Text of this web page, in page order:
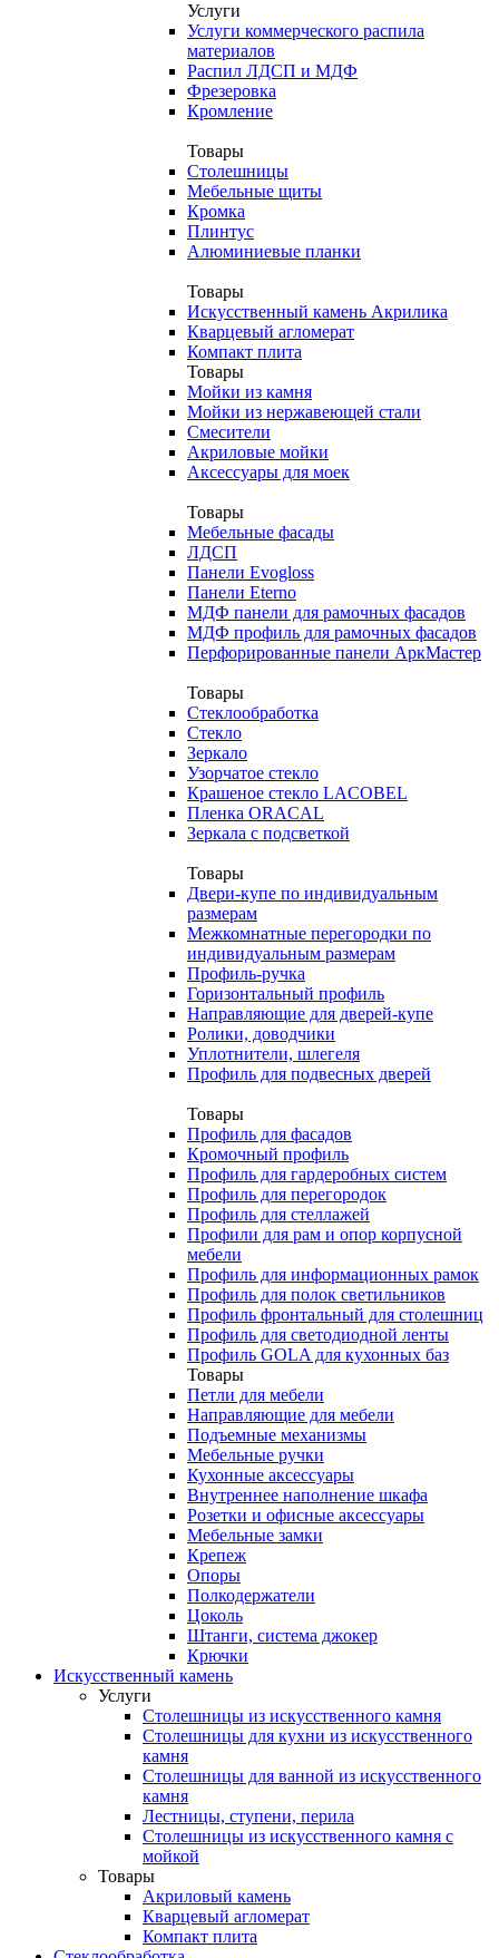
Услуги
Услуги коммерческого распила
материалов
Распил ЛДСП и МДФ
Фрезеровка
Кромление
Товары
Столешницы
Мебельные щиты
Кромка
Плинтус
Алюминиевые планки
Товары
Искусственный камень Акрилика
Кварцевый агломерат
Компакт плита
Товары
Мойки из камня
Мойки из нержавеющей стали
Смесители
Акриловые мойки
Аксессуары для моек
Товары
Мебельные фасады
ЛДСП
Панели Evogloss
Панели Eterno
МДФ панели для рамочных фасадов
МДФ профиль для рамочных фасадов
Перфорированные панели АркМастер
Товары
Стеклообработка
Стекло
Зеркало
Узорчатое стекло
Крашеное стекло LACOBEL
Пленка ORACAL
Зеркала с подсветкой
Товары
Двери-купе по индивидуальным
размерам
Межкомнатные перегородки по
индивидуальным размерам
Профиль-ручка
Горизонтальный профиль
Направляющие для дверей-купе
Ролики, доводчики
Уплотнители, шлегеля
Профиль для подвесных дверей
Товары
Профиль для фасадов
Кромочный профиль
Профиль для гардеробных систем
Профиль для перегородок
Профиль для стеллажей
Профили для рам и опор корпусной
мебели
Профиль для информационных рамок
Профиль для полок светильников
Профиль фронтальный для столешниц
Профиль для светодиодной ленты
Профиль GOLA для кухонных баз
Товары
Петли для мебели
Направляющие для мебели
Подъемные механизмы
Мебельные ручки
Кухонные аксессуары
Внутреннее наполнение шкафа
Розетки и офисные аксессуары
Мебельные замки
Крепеж
Опоры
Полкодержатели
Цоколь
Штанги, система джокер
Крючки
Искусственный камень
Услуги
Столешницы из искусственного камня
Столешницы для кухни из искусственного
камня
Столешницы для ванной из искусственного
камня
Лестницы, ступени, перила
Столешницы из искусственного камня с
мойкой
Товары
Акриловый камень
Кварцевый агломерат
Компакт плита